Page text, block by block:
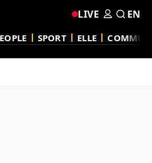
SPORT ELLE
LIVE EN